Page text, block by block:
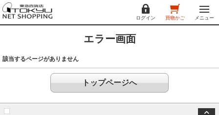
ログイン 買物かご メニュー
エラー画面
該当するページがありません
トップページへ